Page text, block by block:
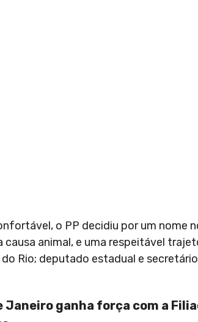
o PP decidiu por um nome
animal, e uma respeitável
Rio; deputado estadual e
ganha força com a